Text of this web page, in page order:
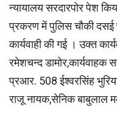
न्यायालय सरदारपोर पेश
प्रकरण में पुलिस चौकी दसई
कार्यवाही की गई । उक्त
रमेशचन्द डामोर,कार्यवाहक
प्रआर. 508 ईश्वरसिंह
राजू नायक,सेनिक बाबुलाल